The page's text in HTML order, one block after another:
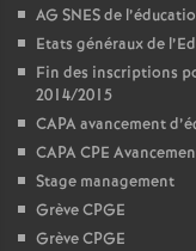
AG SNES de
Etats généraux de
Fin des inscriptions
2014/2015
CAPA avancement
CAPA CPE
Stage management
Grève CPGE
Grève CPGE